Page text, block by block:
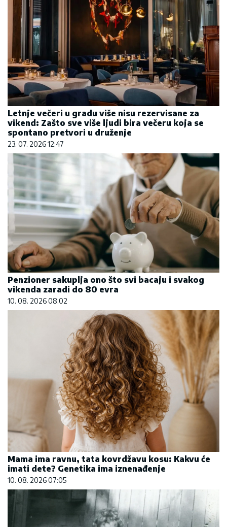
Letnje večeri u gradu više nisu rezervisane za
vikend: Zašto sve više ljudi bira večeru koja se
spontano pretvori u druženje
23. 07. 2026 12:47
Penzioner sakuplja ono što svi bacaju i svakog
vikenda zaradi do 80 evra
10. 08. 2026 08:02
Mama ima ravnu, tata kovrdžavu kosu: Kakvu će
imati dete? Genetika ima iznenađenje
10. 08. 2026 07:05